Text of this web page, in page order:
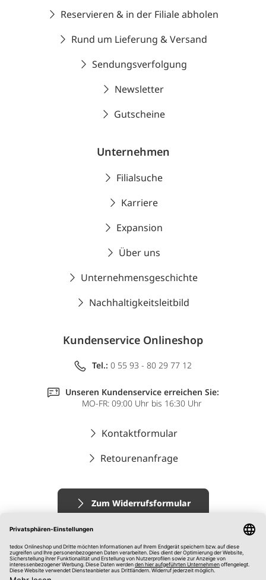
Reservieren & in der Filiale abholen
Rund um Lieferung & Versand
Sendungsverfolgung
Newsletter
Gutscheine
Unternehmen
Filialsuche
Karriere
Expansion
Über uns
Unternehmensgeschichte
Nachhaltigkeitsleitbild
Kundenservice Onlineshop
Tel.: 0 55 93 - 80 29 77 12
Unseren Kundenservice erreichen Sie:
MO-FR: 09:00 Uhr bis 16:30 Uhr
Kontaktformular
Retourenanfrage
Zum Widerrufsformular
Impressum
AGB